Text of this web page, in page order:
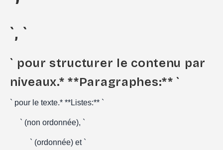
`, `
` pour structurer le contenu par
niveaux.* **Paragraphes:** `
` pour le texte.* **Listes:** `
` (non ordonnée), `
` (ordonnée) et `